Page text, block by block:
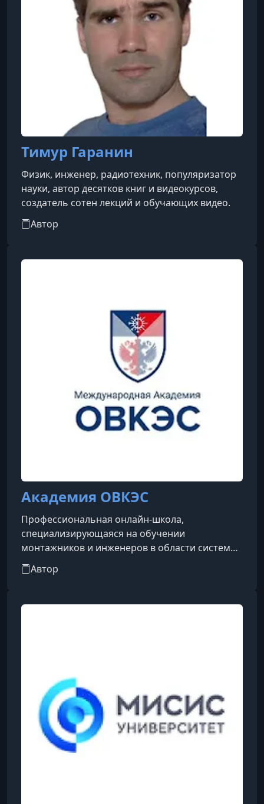
Тимур Гаранин
Физик, инженер, радиотехник, популяризатор
науки, автор десятков книг и видеокурсов,
создатель сотен лекций и обучающих видео.
Автор
Академия ОВКЭС
Профессиональная онлайн-школа,
специализирующаяся на обучении
монтажников и инженеров в области систем
отопления, вентиляции, кондиционирования и
электрики. Академия предлагает практико-
подготовки специалистов с нуля или
Автор